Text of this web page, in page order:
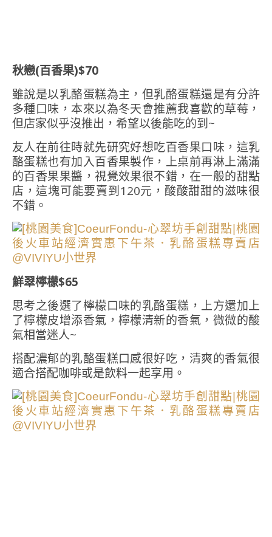
秋戀(百香果)$70
雖說是以乳酪蛋糕為主，但乳酪蛋糕還是有分許
多種口味，本來以為冬天會推薦我喜歡的草莓，
但店家似乎沒推出，希望以後能吃的到~
友人在前往時就先研究好想吃百香果口味，這乳
酪蛋糕也有加入百香果製作，上桌前再淋上滿滿
的百香果果醬，視覺效果很不錯，在一般的甜點
店，這塊可能要賣到120元，酸酸甜甜的滋味很
不錯。
鮮翠檸檬$65
思考之後選了檸檬口味的乳酪蛋糕，上方還加上
了檸檬皮增添香氣，檸檬清新的香氣，微微的酸
氣相當迷人~
搭配濃郁的乳酪蛋糕口感很好吃，清爽的香氣很
適合搭配咖啡或是飲料一起享用。